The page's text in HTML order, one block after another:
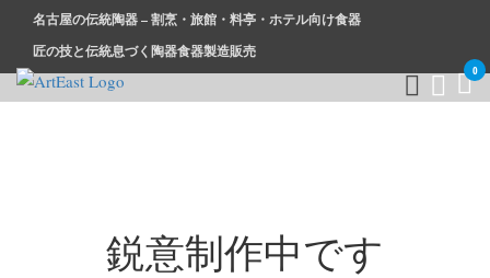
名古屋の伝統陶器 – 割烹・旅館・料亭・ホテル向け食器
匠の技と伝統息づく陶器食器製造販売
0
鋭意制作中です